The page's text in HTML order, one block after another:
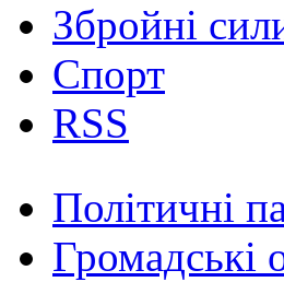
Збройні
Спорт
RSS
Політичні
Громадські